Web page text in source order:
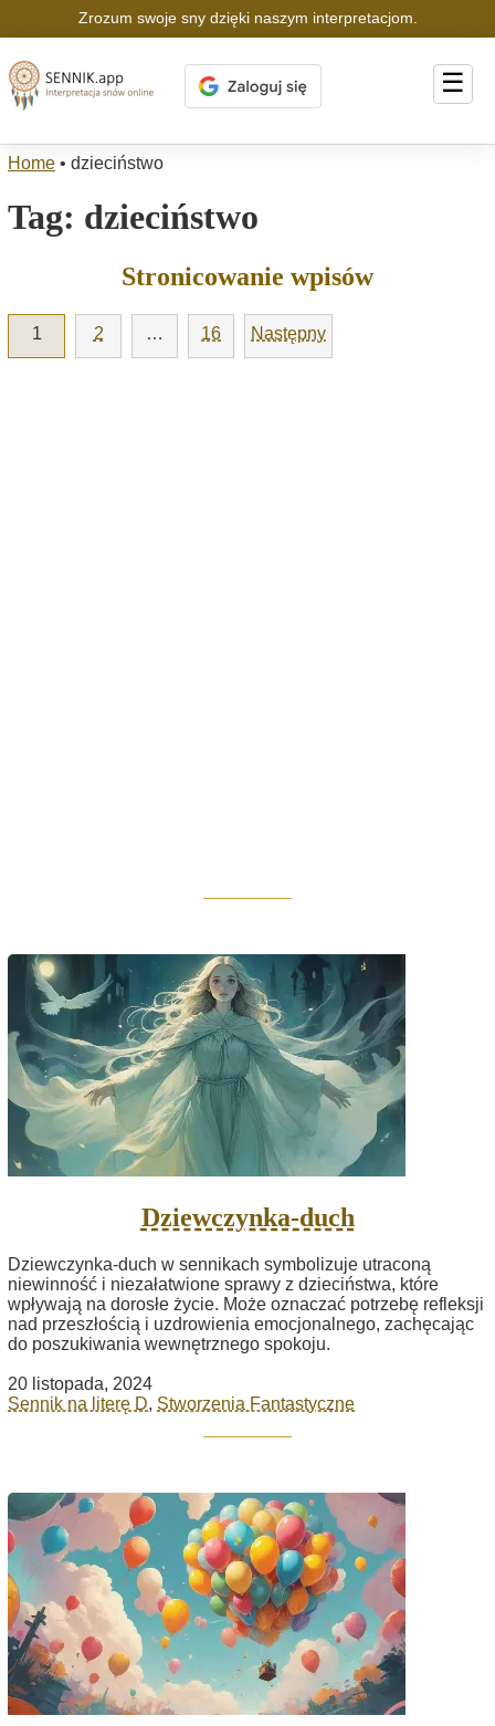
Zrozum swoje sny dzięki naszym interpretacjom.
☰
Home • dzieciństwo
Tag: dzieciństwo
Stronicowanie wpisów
1 2 … 16 Następny
Dziewczynka-duch
Dziewczynka-duch w sennikach symbolizuje utraconą
niewinność i niezałatwione sprawy z dzieciństwa, które
wpływają na dorosłe życie. Może oznaczać potrzebę refleksji
nad przeszłością i uzdrowienia emocjonalnego, zachęcając
do poszukiwania wewnętrznego spokoju.
20 listopada, 2024
Sennik na literę D, Stworzenia Fantastyczne